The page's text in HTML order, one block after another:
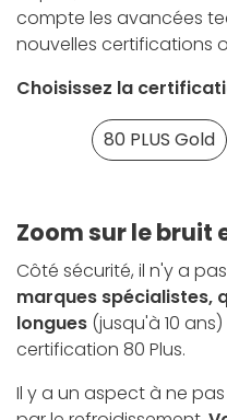
compte les avancées
nouvelles certifications
Choisissez la
80 PLUS Gold
Zoom sur le
Côté sécurité, il n'y a
marques spécialistes,
longues (jusqu'à 10
certification 80 Plus.
Il y a un aspect à ne